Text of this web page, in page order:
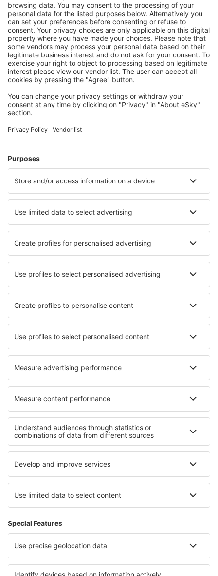
Prețuri atractive și oferte speciale pentru utilizatorii
conectați.
Cazarea preferată
Alege din peste 1,3 mil. de opţiuni: hoteluri, cabane,
apartamente și altele.
Cele mai căutate cazări de către utilizatorii eSky
Cazare în Austria - Orașe populare
Cazare în Zell Am See
Cazare în Solden Cazare în Radstadt
Cazare în Dornbirn Cazare în Mariapfarr
Cazare în Riezlern Cazare în Matrei in Osttirol
Cele mai bune locuri de cazare - orașe
Cazare în Suchitoto Cazare în Jebel Dhanna
Cazare în Yenice Cazare în Ion Roata
Cazare în Le Poët-Célard Cazare în Blackwater
Cazare în Saint-Cyprien-sur-Dourdou
Cele mai bune locuri de cazare - regiuni
Cazare in Stiria Cazare în Bad Aussee
Cazare in Carinthia Cazare în Hochkoenig
Cazare in Tirol Cazare in Delaware Beaches
Cazare în Meta Cazare in Lake Constance